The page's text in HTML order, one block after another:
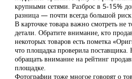
крупными сетями. Разброс в 5-15%
разница — почти всегда большой
В карточке товара важно смотреть не
детали. Обратите внимание, кто
некоторых товаров есть пометка
что площадка проверила
обращать внимание на рейтинг
площадке.
Фотографии тоже многое говорят о